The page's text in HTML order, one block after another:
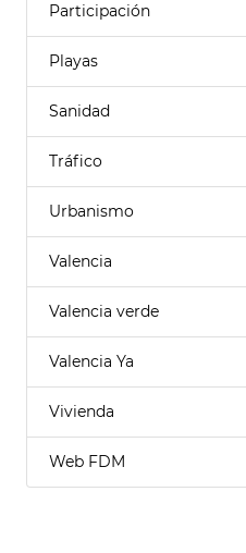
Participación
Playas
Sanidad
Tráfico
Urbanismo
Valencia
Valencia verde
Valencia Ya
Vivienda
Web FDM